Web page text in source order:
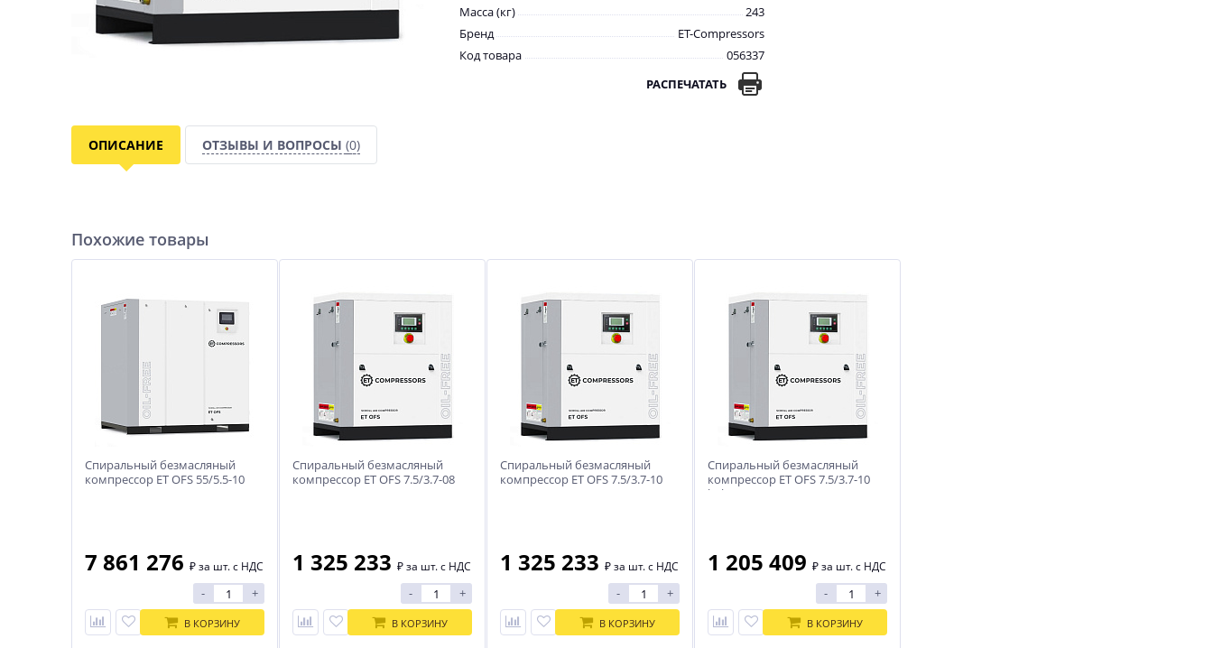
Масса (кг)
243
Бренд
ET-Compressors
Код товара
056337
РАСПЕЧАТАТЬ
ОПИСАНИЕ ОТЗЫВЫ И ВОПРОСЫ (0)
Похожие товары
Спиральный безмасляный
компрессор ET OFS 7.5/3.7-10
belt
1 205 409 ₽за шт. с НДС
- +
В КОРЗИНУ
Спиральный безмасляный
компрессор ET OFS 7.5/3.7-10
1 325 233 ₽за шт. с НДС
- +
В КОРЗИНУ
Спиральный безмасляный
компрессор ET OFS 7.5/3.7-08
1 325 233 ₽за шт. с НДС
- +
В КОРЗИНУ
Спиральный безмасляный
компрессор ET OFS 55/5.5-10
7 861 276 ₽за шт. с НДС
- +
В КОРЗИНУ